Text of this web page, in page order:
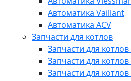
Автоматика Vaillant
Автоматика ACV
Запчасти для котлов
Запчасти для
Запчасти для
Запчасти для